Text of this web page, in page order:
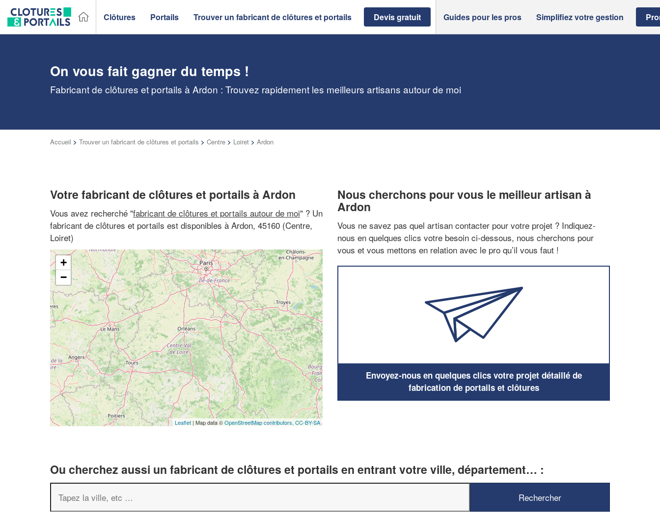
Clôtures Portails Trouver un fabricant de clôtures et portails Devis gratuit Guides pour les pros Simplifiez votre gestion
On vous fait gagner du temps !
Fabricant de clôtures et portails à Ardon : Trouvez rapidement les meilleurs artisans autour de moi
Accueil > Trouver un fabricant de clôtures et portails > Centre > Loiret > Ardon
Votre fabricant de clôtures et portails à Ardon
Vous avez recherché "fabricant de clôtures et portails autour de moi" ? Un
fabricant de clôtures et portails est disponibles à Ardon, 45160 (Centre,
Loiret)
+
−
Leaflet | Map data ©OpenStreetMap contributors, CC-BY-SA
Nous cherchons pour vous le meilleur artisan à
Ardon
Vous ne savez pas quel artisan contacter pour votre projet ? Indiquez-
nous en quelques clics votre besoin ci-dessous, nous cherchons pour
vous et vous mettons en relation avec le pro qu’il vous faut !
Envoyez-nous en quelques clics votre projet détaillé de
fabrication de portails et clôtures
Ou cherchez aussi un fabricant de clôtures et portails en entrant votre ville, département… :
Vous êtes un